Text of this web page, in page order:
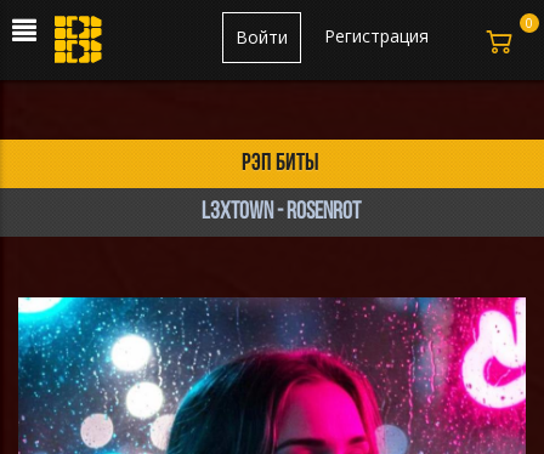
Регистрация
Войти
рэп биты
L3XTOWN - ROSENROT
0